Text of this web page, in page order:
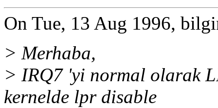
On Tue, 13 Aug 1996,
> Merhaba,
> IRQ7 'yi normal olarak
kernelde lpr disable